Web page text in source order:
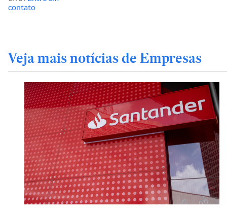
contato
Veja mais notícias de Empresas